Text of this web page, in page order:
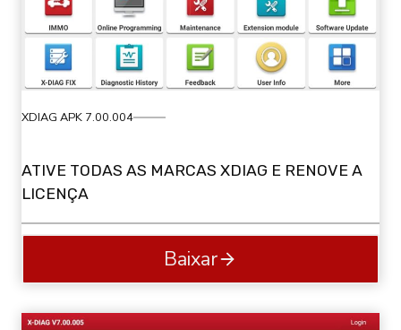
XDIAG APK 7.00.004
ATIVE TODAS AS MARCAS XDIAG E RENOVE A
LICENÇA
Baixar